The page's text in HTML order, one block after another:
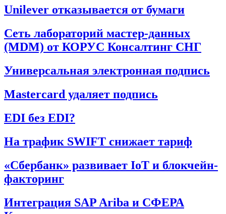
Unilever отказывается от бумаги
Сеть лабораторий мастер-данных
(MDM) от КОРУС Консалтинг СНГ
Универсальная электронная подпись
Mastercard удаляет подпись
EDI без EDI?
На трафик SWIFT снижает тариф
«Сбербанк» развивает IoT и блокчейн-
факторинг
Интеграция SAP Ariba и СФЕРА